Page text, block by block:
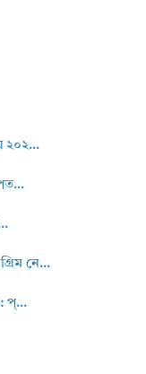
২০২...
নে...
প্...